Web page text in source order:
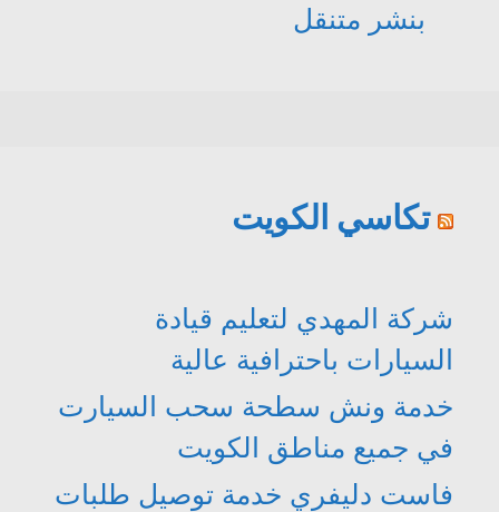
بنشر متنقل
تكاسي الكويت
شركة المهدي لتعليم قيادة
السيارات باحترافية عالية
خدمة ونش سطحة سحب السيارت
في جميع مناطق الكويت
فاست دليفري خدمة توصيل طلبات